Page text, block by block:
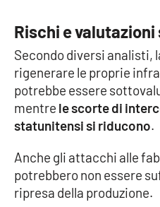
Rischi e
Secondo diversi analisti,
rigenerare le proprie
potrebbe essere
mentre le scorte di
statunitensi si riducono.
Anche gli attacchi alle
potrebbero non essere
ripresa della produzione.